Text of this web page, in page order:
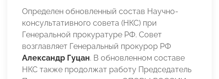
Определен обновленный состав Научно-
консультативного совета (НКС) при
Генеральной прокуратуре РФ. Совет
возглавляет Генеральный прокурор РФ
Александр Гуцан. В обновленном составе
НКС также продолжат работу Председатель